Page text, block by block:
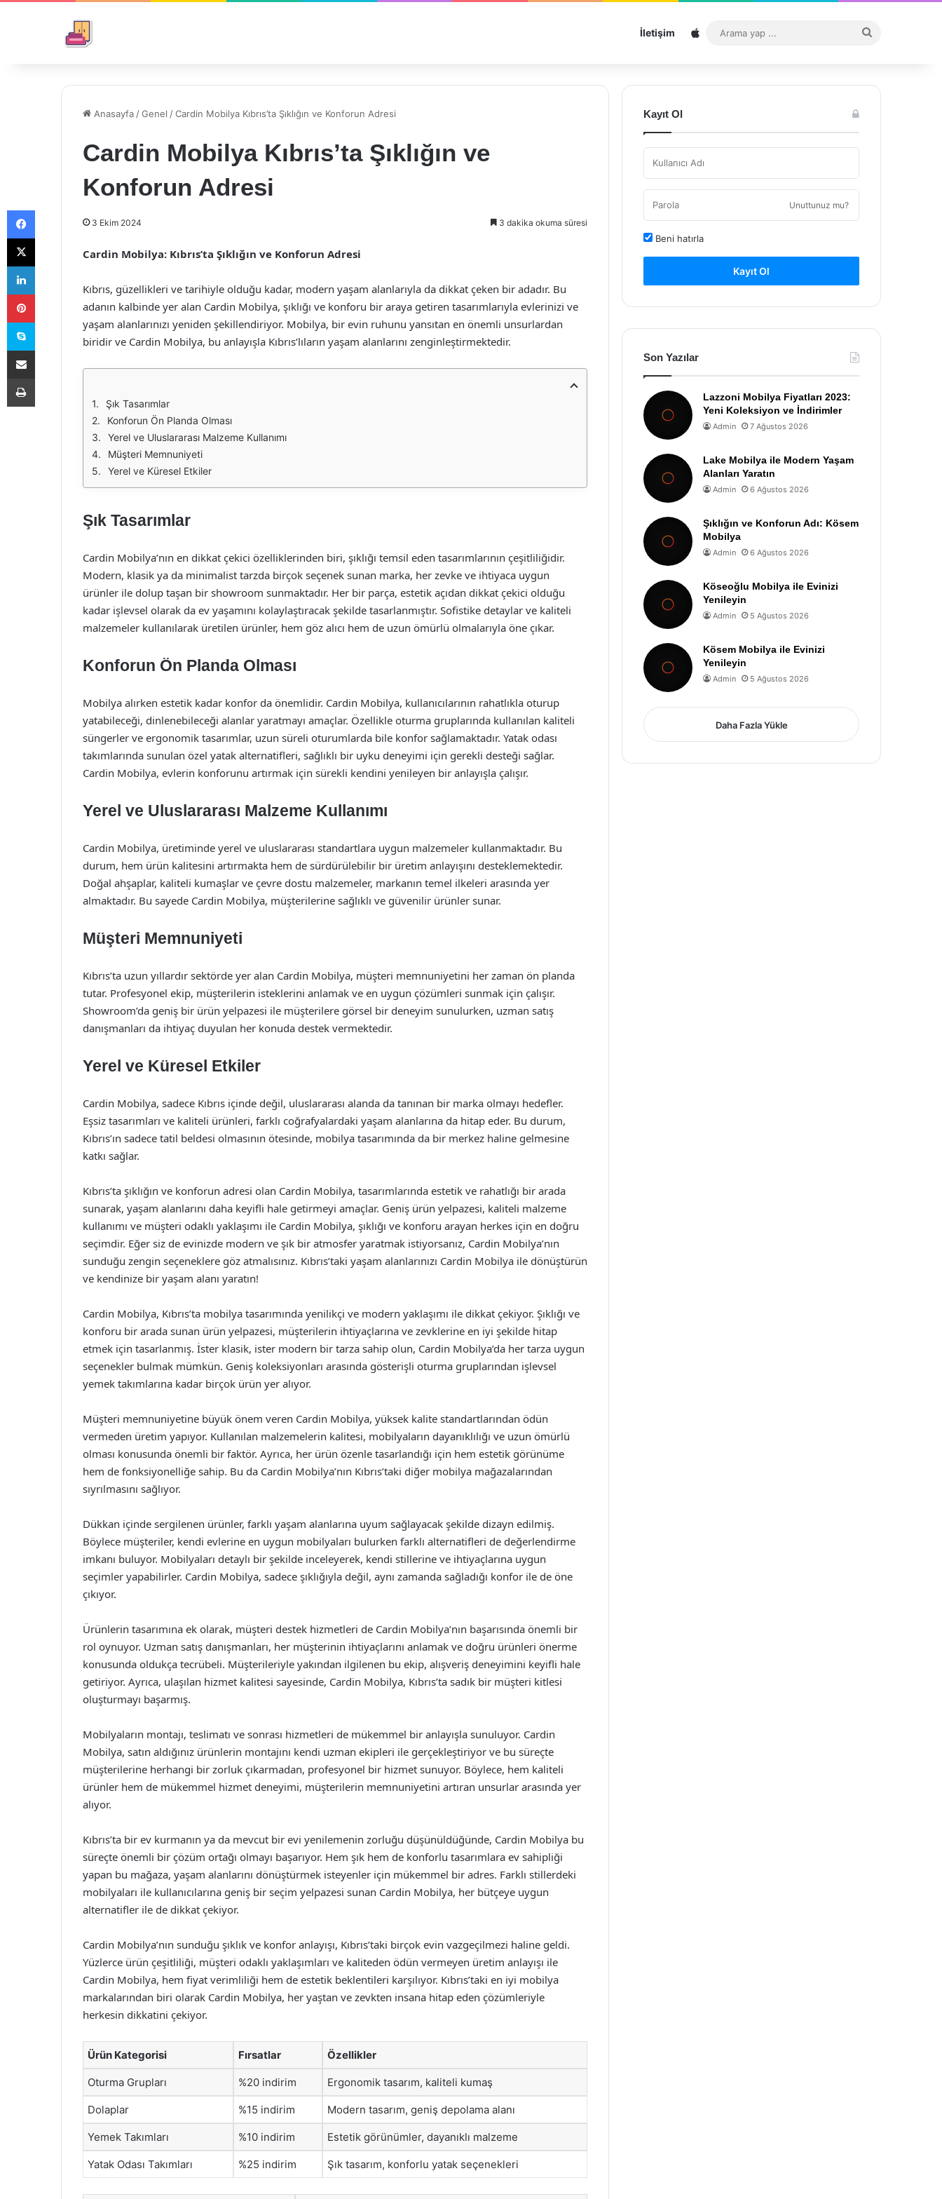
İletişim Sitemap
...
Anasayfa /Genel /Cardin Mobilya Kıbrıs’ta Şıklığın ve Konforun Adresi
Cardin Mobilya Kıbrıs’ta Şıklığın ve
Konforun Adresi
3 Ekim 2024 3 dakika okuma süresi
Cardin Mobilya: Kıbrıs’ta Şıklığın ve Konforun Adresi
Kıbrıs, güzellikleri ve tarihiyle olduğu kadar, modern yaşam alanlarıyla da dikkat çeken bir adadır. Bu
adanın kalbinde yer alan Cardin Mobilya, şıklığı ve konforu bir araya getiren tasarımlarıyla evlerinizi ve
yaşam alanlarınızı yeniden şekillendiriyor. Mobilya, bir evin ruhunu yansıtan en önemli unsurlardan
biridir ve Cardin Mobilya, bu anlayışla Kıbrıs’lıların yaşam alanlarını zenginleştirmektedir.
Şık Tasarımlar
Konforun Ön Planda Olması
Yerel ve Uluslararası Malzeme Kullanımı
Müşteri Memnuniyeti
Yerel ve Küresel Etkiler
Şık Tasarımlar
Cardin Mobilya’nın en dikkat çekici özelliklerinden biri, şıklığı temsil eden tasarımlarının çeşitliliğidir.
Modern, klasik ya da minimalist tarzda birçok seçenek sunan marka, her zevke ve ihtiyaca uygun
ürünler ile dolup taşan bir showroom sunmaktadır. Her bir parça, estetik açıdan dikkat çekici olduğu
kadar işlevsel olarak da ev yaşamını kolaylaştıracak şekilde tasarlanmıştır. Sofistike detaylar ve kaliteli
malzemeler kullanılarak üretilen ürünler, hem göz alıcı hem de uzun ömürlü olmalarıyla öne çıkar.
Konforun Ön Planda Olması
Mobilya alırken estetik kadar konfor da önemlidir. Cardin Mobilya, kullanıcılarının rahatlıkla oturup
yatabileceği, dinlenebileceği alanlar yaratmayı amaçlar. Özellikle oturma gruplarında kullanılan kaliteli
süngerler ve ergonomik tasarımlar, uzun süreli oturumlarda bile konfor sağlamaktadır. Yatak odası
takımlarında sunulan özel yatak alternatifleri, sağlıklı bir uyku deneyimi için gerekli desteği sağlar.
Cardin Mobilya, evlerin konforunu artırmak için sürekli kendini yenileyen bir anlayışla çalışır.
Yerel ve Uluslararası Malzeme Kullanımı
Cardin Mobilya, üretiminde yerel ve uluslararası standartlara uygun malzemeler kullanmaktadır. Bu
durum, hem ürün kalitesini artırmakta hem de sürdürülebilir bir üretim anlayışını desteklemektedir.
Doğal ahşaplar, kaliteli kumaşlar ve çevre dostu malzemeler, markanın temel ilkeleri arasında yer
almaktadır. Bu sayede Cardin Mobilya, müşterilerine sağlıklı ve güvenilir ürünler sunar.
Müşteri Memnuniyeti
Kıbrıs’ta uzun yıllardır sektörde yer alan Cardin Mobilya, müşteri memnuniyetini her zaman ön planda
tutar. Profesyonel ekip, müşterilerin isteklerini anlamak ve en uygun çözümleri sunmak için çalışır.
Showroom’da geniş bir ürün yelpazesi ile müşterilere görsel bir deneyim sunulurken, uzman satış
danışmanları da ihtiyaç duyulan her konuda destek vermektedir.
Yerel ve Küresel Etkiler
Cardin Mobilya, sadece Kıbrıs içinde değil, uluslararası alanda da tanınan bir marka olmayı hedefler.
Eşsiz tasarımları ve kaliteli ürünleri, farklı coğrafyalardaki yaşam alanlarına da hitap eder. Bu durum,
Kıbrıs’ın sadece tatil beldesi olmasının ötesinde, mobilya tasarımında da bir merkez haline gelmesine
katkı sağlar.
Kıbrıs’ta şıklığın ve konforun adresi olan Cardin Mobilya, tasarımlarında estetik ve rahatlığı bir arada
sunarak, yaşam alanlarını daha keyifli hale getirmeyi amaçlar. Geniş ürün yelpazesi, kaliteli malzeme
kullanımı ve müşteri odaklı yaklaşımı ile Cardin Mobilya, şıklığı ve konforu arayan herkes için en doğru
seçimdir. Eğer siz de evinizde modern ve şık bir atmosfer yaratmak istiyorsanız, Cardin Mobilya’nın
sunduğu zengin seçeneklere göz atmalısınız. Kıbrıs’taki yaşam alanlarınızı Cardin Mobilya ile dönüştürün
ve kendinize bir yaşam alanı yaratın!
Cardin Mobilya, Kıbrıs’ta mobilya tasarımında yenilikçi ve modern yaklaşımı ile dikkat çekiyor. Şıklığı ve
konforu bir arada sunan ürün yelpazesi, müşterilerin ihtiyaçlarına ve zevklerine en iyi şekilde hitap
etmek için tasarlanmış. İster klasik, ister modern bir tarza sahip olun, Cardin Mobilya’da her tarza uygun
seçenekler bulmak mümkün. Geniş koleksiyonları arasında gösterişli oturma gruplarından işlevsel
yemek takımlarına kadar birçok ürün yer alıyor.
Müşteri memnuniyetine büyük önem veren Cardin Mobilya, yüksek kalite standartlarından ödün
vermeden üretim yapıyor. Kullanılan malzemelerin kalitesi, mobilyaların dayanıklılığı ve uzun ömürlü
olması konusunda önemli bir faktör. Ayrıca, her ürün özenle tasarlandığı için hem estetik görünüme
hem de fonksiyonelliğe sahip. Bu da Cardin Mobilya’nın Kıbrıs’taki diğer mobilya mağazalarından
sıyrılmasını sağlıyor.
Dükkan içinde sergilenen ürünler, farklı yaşam alanlarına uyum sağlayacak şekilde dizayn edilmiş.
Böylece müşteriler, kendi evlerine en uygun mobilyaları bulurken farklı alternatifleri de değerlendirme
imkanı buluyor. Mobilyaları detaylı bir şekilde inceleyerek, kendi stillerine ve ihtiyaçlarına uygun
seçimler yapabilirler. Cardin Mobilya, sadece şıklığıyla değil, aynı zamanda sağladığı konfor ile de öne
çıkıyor.
Ürünlerin tasarımına ek olarak, müşteri destek hizmetleri de Cardin Mobilya’nın başarısında önemli bir
rol oynuyor. Uzman satış danışmanları, her müşterinin ihtiyaçlarını anlamak ve doğru ürünleri önerme
konusunda oldukça tecrübeli. Müşterileriyle yakından ilgilenen bu ekip, alışveriş deneyimini keyifli hale
getiriyor. Ayrıca, ulaşılan hizmet kalitesi sayesinde, Cardin Mobilya, Kıbrıs’ta sadık bir müşteri kitlesi
oluşturmayı başarmış.
Mobilyaların montajı, teslimatı ve sonrası hizmetleri de mükemmel bir anlayışla sunuluyor. Cardin
Mobilya, satın aldığınız ürünlerin montajını kendi uzman ekipleri ile gerçekleştiriyor ve bu süreçte
müşterilerine herhangi bir zorluk çıkarmadan, profesyonel bir hizmet sunuyor. Böylece, hem kaliteli
ürünler hem de mükemmel hizmet deneyimi, müşterilerin memnuniyetini artıran unsurlar arasında yer
alıyor.
Kıbrıs’ta bir ev kurmanın ya da mevcut bir evi yenilemenin zorluğu düşünüldüğünde, Cardin Mobilya bu
süreçte önemli bir çözüm ortağı olmayı başarıyor. Hem şık hem de konforlu tasarımlara ev sahipliği
yapan bu mağaza, yaşam alanlarını dönüştürmek isteyenler için mükemmel bir adres. Farklı stillerdeki
mobilyaları ile kullanıcılarına geniş bir seçim yelpazesi sunan Cardin Mobilya, her bütçeye uygun
alternatifler ile de dikkat çekiyor.
Cardin Mobilya’nın sunduğu şıklık ve konfor anlayışı, Kıbrıs’taki birçok evin vazgeçilmezi haline geldi.
Yüzlerce ürün çeşitliliği, müşteri odaklı yaklaşımları ve kaliteden ödün vermeyen üretim anlayışı ile
Cardin Mobilya, hem fiyat verimliliği hem de estetik beklentileri karşılıyor. Kıbrıs’taki en iyi mobilya
markalarından biri olarak Cardin Mobilya, her yaştan ve zevkten insana hitap eden çözümleriyle
herkesin dikkatini çekiyor.
Ürün Kategorisi Fırsatlar Özellikler
Oturma Grupları %20 indirim Ergonomik tasarım, kaliteli kumaş
Dolaplar %15 indirim Modern tasarım, geniş depolama alanı
Yemek Takımları %10 indirim Estetik görünümler, dayanıklı malzeme
Yatak Odası Takımları %25 indirim Şık tasarım, konforlu yatak seçenekleri
Kayıt Ol
Unuttunuz mu?
Beni hatırla
Kayıt Ol
Son Yazılar
Lazzoni Mobilya Fiyatları 2023:
Yeni Koleksiyon ve İndirimler
Admin 7 Ağustos 2026
Lake Mobilya ile Modern Yaşam
Alanları Yaratın
Admin 6 Ağustos 2026
Şıklığın ve Konforun Adı: Kösem
Mobilya
Admin 6 Ağustos 2026
Köseoğlu Mobilya ile Evinizi
Yenileyin
Admin 5 Ağustos 2026
Kösem Mobilya ile Evinizi
Yenileyin
Admin 5 Ağustos 2026
Daha Fazla Yükle
Facebook
X
LinkedIn
Pinterest
Skype
E-Posta ile paylaş